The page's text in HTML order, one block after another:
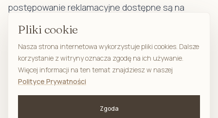
postępowanie reklamacyjne dostępne są na
stronie www.paypal.pl. Korzystanie z płatności za
uprzedniej akceptacji przez Klienta regulaminu
tych usług. Warunki świadczenia tych usług
dostępne są w linku prezentowanym w Witrynie.
Pliki cookie
Nasza strona internetowa wykorzystuje pliki cookies. Dalsze
korzystanie z witryny oznacza zgodę na ich używanie.
Więcej informacji na ten temat znajdziesz w naszej
Polityce Prywatności
Zgoda